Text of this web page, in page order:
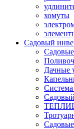
хомуты
Садовый
Дачные
Система